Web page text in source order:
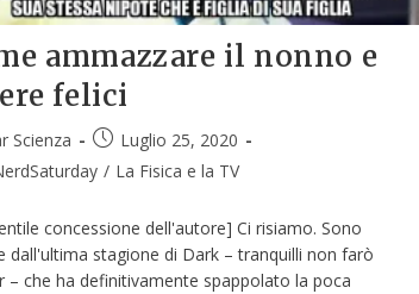
ammazzare il nonno e
felici
Scienza
Luglio 25, 2020
/ La Fisica e la TV
concessione dell'autore] Ci risiamo. Sono
dall'ultima stagione di Dark – tranquilli non farò
– che ha definitivamente spappolato la poca